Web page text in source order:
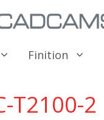
Finition
T2100-2